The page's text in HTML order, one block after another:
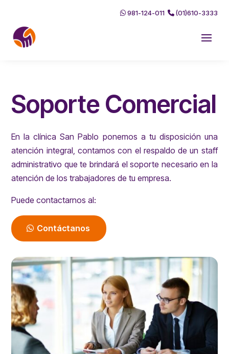
981-124-011 (01)610-3333
Soporte Comercial
En la clínica San Pablo ponemos a tu disposición una
atención integral, contamos con el respaldo de un staff
administrativo que te brindará el soporte necesario en la
atención de los trabajadores de tu empresa.
Puede contactarnos al:
Contáctanos